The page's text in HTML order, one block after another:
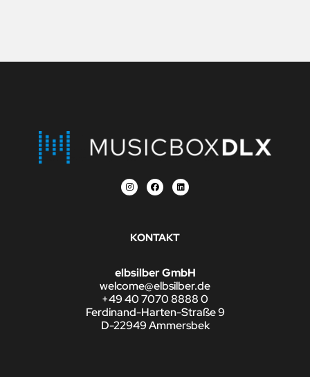
KONTAKT
elbsilber GmbH
welcome@elbsilber.de
+49 40 7070 8888 0
Ferdinand-Harten-Straße 9
D-22949 Ammersbek